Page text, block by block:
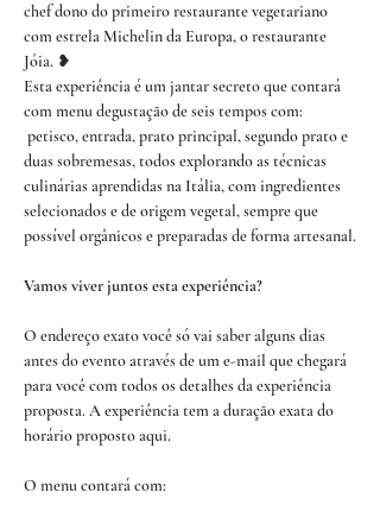
chef dono do primeiro restaurante vegetariano
com estrela Michelin da Europa, o restaurante
Jóia. ❥
Esta experiência é um jantar secreto que contará
com menu degustação de seis tempos com:
petisco, entrada, prato principal, segundo prato e
duas sobremesas, todos explorando as técnicas
culinárias aprendidas na Itália, com ingredientes
selecionados e de origem vegetal, sempre que
possível orgânicos e preparadas de forma artesanal.
Vamos viver juntos esta experiência?
O endereço exato você só vai saber alguns dias
antes do evento através de um e-mail que chegará
para você com todos os detalhes da experiência
proposta. A experiência tem a duração exata do
horário proposto aqui.
O menu contará com: